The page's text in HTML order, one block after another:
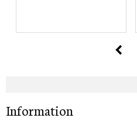
Information